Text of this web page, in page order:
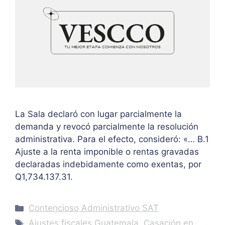
La Sala declaró con lugar parcialmente la
demanda y revocó parcialmente la resolución
administrativa. Para el efecto, consideró: «… B.1
Ajuste a la renta imponible o rentas gravadas
declaradas indebidamente como exentas, por
Q1,734.137.31.
Categories
Contencioso Administrativo SAT
Tags